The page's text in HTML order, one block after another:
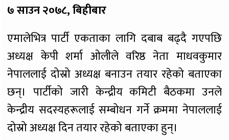
७ साउन २०७८, बिहीबार
एमालेभित्र पार्टी एकताका लागि दबाब बढ्दै गएपछि
अध्यक्ष केपी शर्मा ओलीले वरिष्ठ नेता माधवकुमार
नेपाललाई दोस्रो अध्यक्ष बनाउन तयार रहेको बताएका
छन्। पार्टीको जारी केन्द्रीय कमिटी बैठकमा उनले
केन्द्रीय सदस्यहरूलाई सम्बोधन गर्ने क्रममा नेपाललाई
दोस्रो अध्यक्ष दिन तयार रहेको बताएका हुन्।